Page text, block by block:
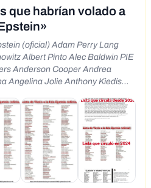
que habrían volado a
(oficial) Adam Perry Lang
Albert Pinto Alec Baldwin PIE
Anderson Cooper Andrea
Angelina Jolie Anthony Kiedis
Dill Bill Clinton Bill Ga Bill Gates
Willis Casey Wasserman
Dion Charles Barkley Charlie
Handler Cher Chris Tucker
Cyndi Lauper Claire Hazel
Demi Moore Dan Schneider
Yarovesky Dolores